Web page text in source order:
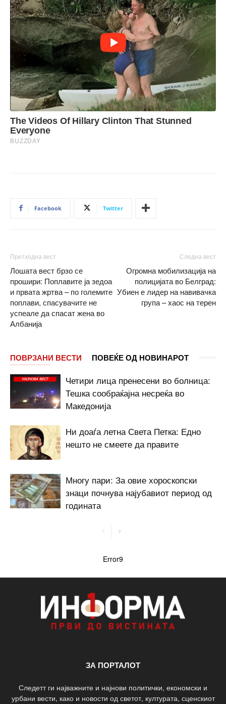
Facebook Twitter
Претходна вест
Лошата вест брзо се
прошири: Поплавите ја зедоа
и првата жртва – по големите
поплави, спасувачите не
успеале да спасат жена во
Албанија
Следна вест
Огромна мобилизација на
полицијата во Белград:
Убиен е лидер на навивачка
група – хаос на терен
ПОВРЗАНИ ВЕСТИ ПОВЕЌЕ ОД НОВИНАРОТ
Четири лица пренесени во болница:
Тешка сообраќајна несреќа во
Македонија
Ни доаѓа летна Света Петка: Едно
нешто не смеете да правите
Многу пари: За овие хороскопски
знаци почнува најубавиот период од
годината
Error9
ЗА ПОРТАЛОТ
Следетт ги најважните и најнови политички, економски и
урбани вести, како и новости од светот, културата, сценскиот